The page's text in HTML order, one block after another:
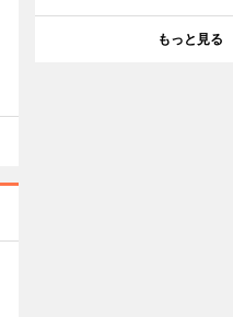
もっと見る